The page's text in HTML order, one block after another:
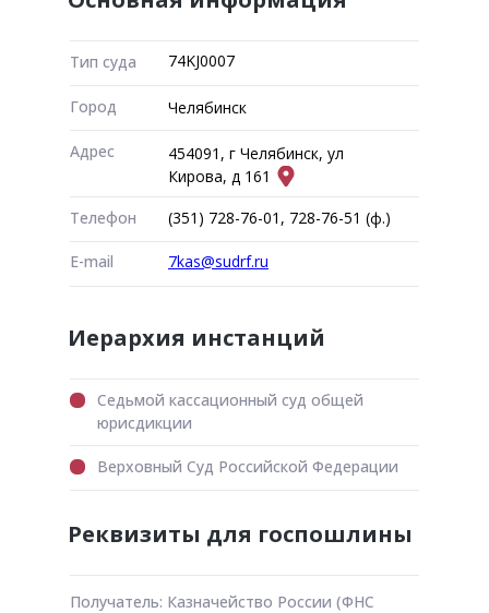
Тип суда
Город
Адрес
Телефон
74KJ0007
Челябинск
454091, г Челябинск, ул
Кирова, д 161
(351) 728-76-01, 728-76-51 (ф.)
E-mail 7kas@sudrf.ru
Иерархия инстанций
Седьмой кассационный суд общей
юрисдикции
Верховный Суд Российской Федерации
Реквизиты для госпошлины
Получатель: Казначейство России (ФНС